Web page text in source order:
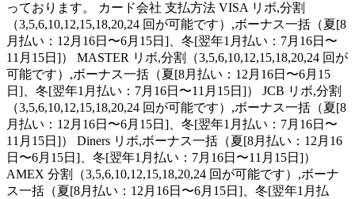
っております。 カード会社 支払方法 VISA リボ,分割
（3,5,6,10,12,15,18,20,24 回が可能です）,ボーナス一括（夏[8
月払い：12月16日〜6月15日]、冬[翌年1月払い：7月16日〜
11月15日]） MASTER リボ,分割（3,5,6,10,12,15,18,20,24 回が
可能です）,ボーナス一括（夏[8月払い：12月16日〜6月15
日]、冬[翌年1月払い：7月16日〜11月15日]） JCB リボ,分割
（3,5,6,10,12,15,18,20,24 回が可能です）,ボーナス一括（夏[8
月払い：12月16日〜6月15日]、冬[翌年1月払い：7月16日〜
11月15日]） Diners リボ,ボーナス一括（夏[8月払い：12月16
日〜6月15日]、冬[翌年1月払い：7月16日〜11月15日]）
AMEX 分割（3,5,6,10,12,15,18,20,24 回が可能です）,ボーナ
ス一括（夏[8月払い：12月16日〜6月15日]、冬[翌年1月払